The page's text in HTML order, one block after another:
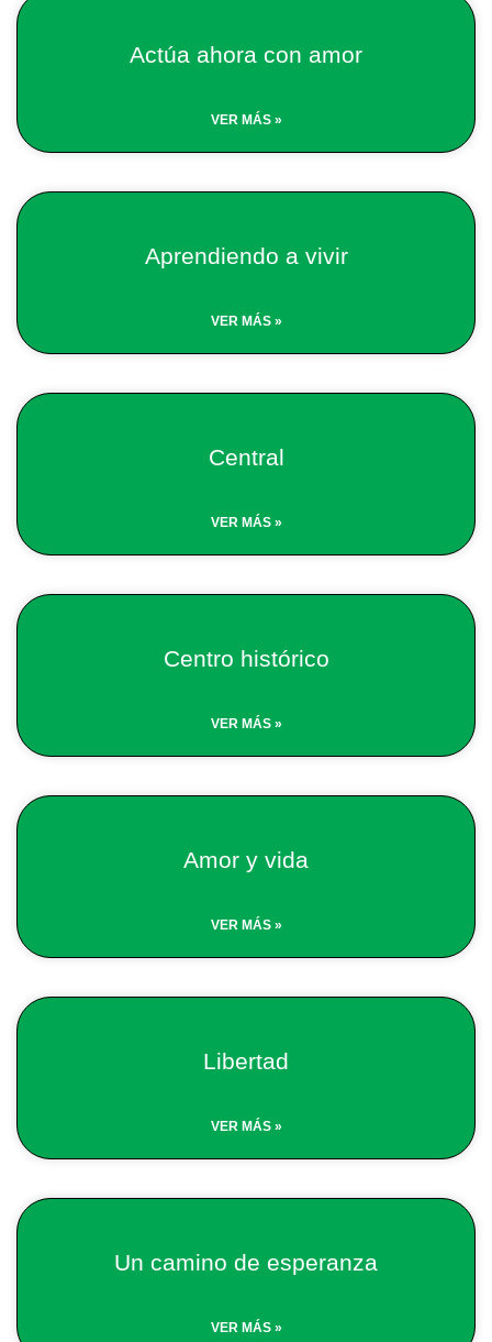
Actúa ahora con amor
VER MÁS »
Aprendiendo a vivir
VER MÁS »
Central
VER MÁS »
Centro histórico
VER MÁS »
Amor y vida
VER MÁS »
Libertad
VER MÁS »
Un camino de esperanza
VER MÁS »